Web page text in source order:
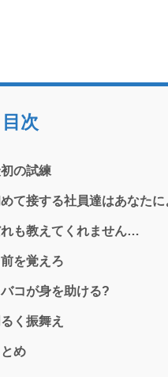
目次
の試練
て接する社員達はあなた
も教えてくれません…
を覚えろ
コが身を助ける?
く振舞え
め